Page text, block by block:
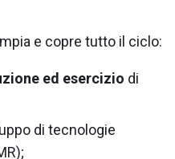
e copre tutto il ciclo:
ed esercizio di
di tecnologie